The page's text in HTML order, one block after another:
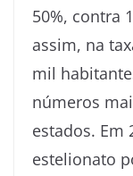
50%, contra
assim, na
mil
números
estados. Em
estelionato